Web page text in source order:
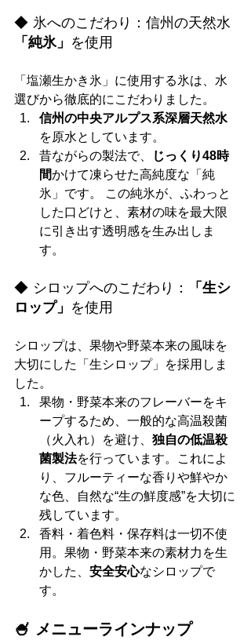
◆ 氷へのこだわり：信州の天然水
「純氷」 を使用
「塩瀬生かき氷」に使用する氷は、水
選びから徹底的にこだわりました。
信州の中央アルプス系深層天然水
を原水としています。
昔ながらの製法で、
じっくり48時
間かけて凍らせた高純度な「純
氷」です。 この純氷が、ふわっと
した口どけと、素材の味を最大限
に引き出す透明感を生み出しま
す。
◆ シロップへのこだわり：
「生シ
ロップ」 を使用
シロップは、果物や野菜本来の風味を
大切にした「生シロップ」を採用しま
した。
果物・野菜本来のフレーバーをキ
ープするため、一般的な高温殺菌
（火入れ）を避け、 独自の低温殺
菌製法を行っています。これによ
り、フルーティーな香りや鮮やか
な色、自然な“生の鮮度感”を大切に
残しています。
香料・着色料・保存料は一切不使
用。果物・野菜本来の素材力を生
かした、 安全安心なシロップで
す。
🍧 メニューラインナップ